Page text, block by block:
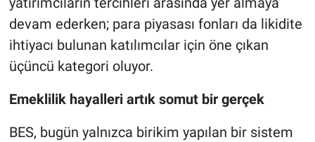
devam ederken; para piyasası fonları da likidite
ihtiyacı bulunan katılımcılar için öne çıkan
üçüncü kategori oluyor.
Emeklilik hayalleri artık somut bir gerçek
BES, bugün yalnızca birikim yapılan bir sistem